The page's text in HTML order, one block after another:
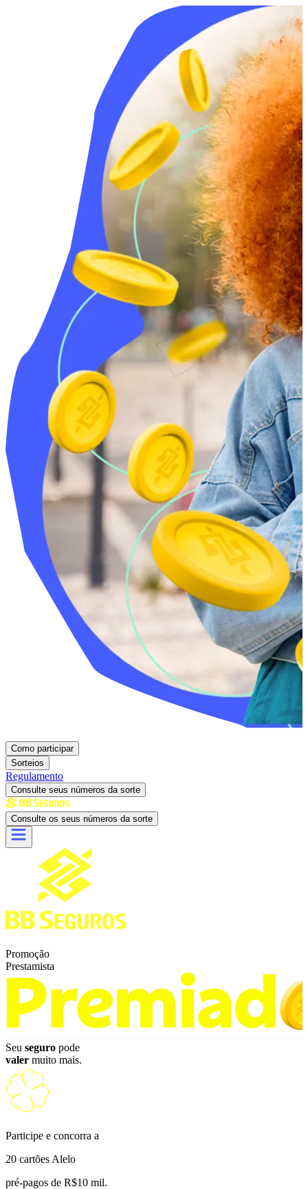
Como participar
Sorteios
Regulamento
Consulte seus números da sorte
Consulte os seus números da sorte
Promoção
Prestamista
Seu seguro pode
valer muito mais.
Participe e concorra a
20 cartões Alelo
pré-pagos de R$10 mil.